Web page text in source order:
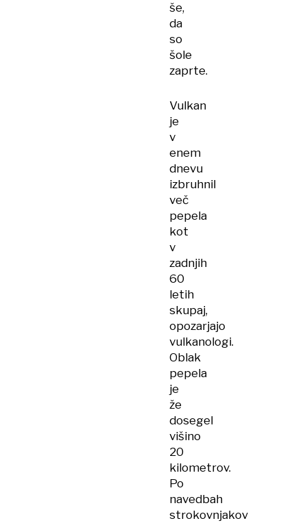
še,
da
so
šole
zaprte.
Vulkan
je
v
enem
dnevu
izbruhnil
več
pepela
kot
v
zadnjih
60
letih
skupaj,
opozarjajo
vulkanologi.
Oblak
pepela
je
že
dosegel
višino
20
kilometrov.
Po
navedbah
strokovnjakov